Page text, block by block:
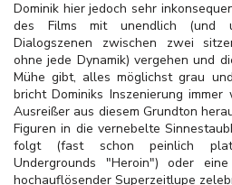
Dominik hier jedoch sehr
des Films mit unendlich (und
Dialogszenen zwischen zwei
ohne jede Dynamik) vergehen und
Mühe gibt, alles möglichst grau
bricht Dominiks Inszenierung
Ausreißer aus diesem Grundton
Figuren in die vernebelte
folgt (fast schon peinlich
Undergrounds "Heroin") oder
hochauflösender Superzeitlupe